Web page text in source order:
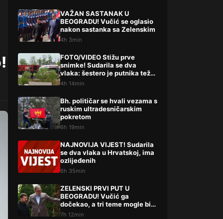
VAŽAN SASTANAK U
BEOGRADU! Vučić se oglasio
nakon sastanka sa Zelenskim
4h 3min
FOTO/VIDEO Stižu prve
snimke! Sudarila se dva
vlaka: šestero je putnika teže,
a 14 lakše ozlijeđeno
4h 14min
Bh. političar se hvali vezama s
ruskim ultradesničarskim
pokretom
6h 19min
NAJNOVIJA VIJEST! Sudarila
se dva vlaka u Hrvatskoj, ima
ozlijeđenih
6h 35min
ZELENSKI PRVI PUT U
BEOGRADU! Vučić ga
dočekao, a tri teme mogle bi
da promene mnogo toga
7h 12min